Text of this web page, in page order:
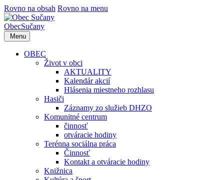
Rovno na obsah Rovno na menu
ObecSučany
Menu
OBEC
Život v obci
AKTUALITY
Kalendár akcií
Hlásenia miestneho rozhlasu
Hasiči
Záznamy zo služieb DHZO
Komunitné centrum
činnosť
otváracie hodiny
Terénna sociálna práca
Činnosť
Kontakt a otváracie hodiny
Knižnica